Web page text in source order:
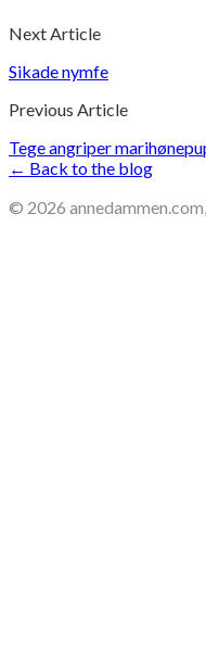
Next Article
Sikade nymfe
Previous Article
Tege angriper
← Back to the blog
© 2026